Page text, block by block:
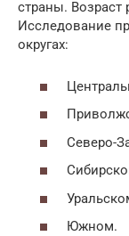
страны. Возраст
Исследование
округах:
Северо-
Южном.